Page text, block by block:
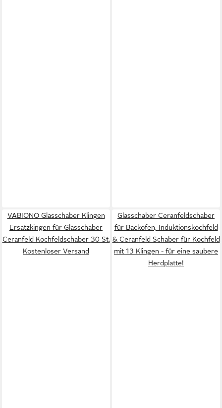
VABIONO Glasschaber Klingen
Ersatzkingen für Glasschaber
Ceranfeld Kochfeldschaber 30 St.
Kostenloser Versand
Glasschaber Ceranfeldschaber
für Backofen, Induktionskochfeld
& Ceranfeld Schaber für Kochfeld
mit 13 Klingen - für eine saubere
Herdplatte!